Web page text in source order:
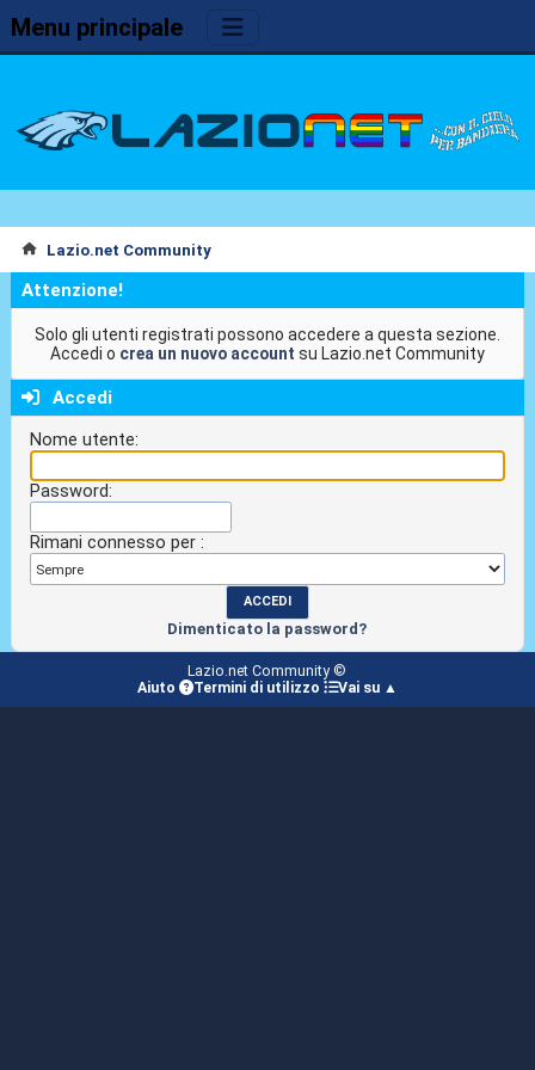
Menu principale
Lazio.net Community
Attenzione!
Solo gli utenti registrati possono accedere a questa sezione.
Accedi o crea un nuovo account su Lazio.net Community
Accedi
Nome utente:
Password:
Rimani connesso per :
Dimenticato la password?
Lazio.net Community ©
Aiuto
Termini di utilizzo Vai su ▲